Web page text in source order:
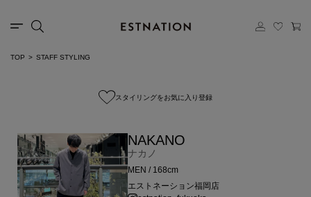
TOP STAFF STYLING
スタイリングをお気に入り登録
NAKANO
ナカノ
MEN / 168cm
エストネーション福岡店